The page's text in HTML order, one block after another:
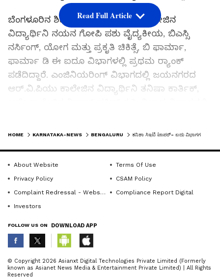
ಬೆಂಗಳೂರಿನ ಶಿವನಗರದ ಬೇಸ್‌ ಪಿಯು ಕಾಲೇಜಿನ
ವಿದ್ಯಾರ್ಥಿನಿ ನಯನ ಗೋಪಿ ಪಶು ವೈದ್ಯಕೀಯ, ಬಿಎಸ್ಸಿ
ನರ್ಸಿಂಗ್‌, ಯೋಗ ಮತ್ತು ಪ್ರಕೃತಿ ಚಿಕಿತ್ಸೆ, ಬಿ ಫಾರ್ಮಾ,
ಫಾರ್ಮಾ ಡಿ ಈ ಐದೂ ವಿಭಾಗಳಲ್ಲಿ ಪ್ರಥಮ ರ್‍ಯಾಂಕ್‌
ಪಡೆದಿದ್ದಾರೆ. ಎಂಜಿನಿಯರಿಂಗ್‌ ವಿಭಾಗದಲ್ಲಿ ಜಯನಗರದ
ಆರ್‌.ವಿ.ಪಿಯು ಕಾಲೇಜಿನ ವಿದ್ಯಾರ್ಥಿನಿ ತನಿಷಾ ಕಾರ್ತಿಕ್‌,
ವಿದ್ಯಾರ್ಥಿಗಳು ಸಿಇಟಿ ಕೌನ್ಸೆಲಿಂಗ್‌ ಮೂಲಕ ಬೇರೆ ಬೇರೆ
ವೈದ್ಯಕೀಯ ಶಿಕ್ಷಣ ಸಚಿವ ಡಾ.ಶರಣ ಪ್ರಕಾಶ ಪಾಟೀಲ
ಮಲ್ಲೇಶ್ವರದ ಪ್ರಾಧಿಕಾರದ ಕಚೇರಿಯಲ್ಲಿ ಶನಿವಾರ ಫಲಿತಾಂಶ
ಪ್ರಕಟಿಸಿದರು.
Related Articles
Read Full Article
ABOUT THE AUTHOR
SN Sujatha NR
HOME KARNATAKA-NEWS BENGALURU
About Website
Terms Of Use
Privacy Policy
CSAM Policy
Complaint Redressal - Website
Compliance Report Digital
Investors
FOLLOW US ON DOWNLOAD APP
© Copyright 2026 Asianxt Digital Technologies Private Limited (Formerly
known as Asianet News Media & Entertainment Private Limited) | All Rights
Reserved